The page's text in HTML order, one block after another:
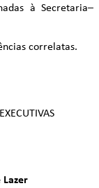
à Secretaria–
correlatas.